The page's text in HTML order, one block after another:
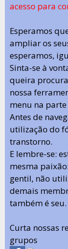
acesso para
Esperamos
ampliar os
esperamos,
Sinta-se à
queira
nossa
menu na
Antes de
utilização do
transtorno.
E lembre-se:
mesma paixão:
gentil, não
demais
também é seu.
Curta nossas
grupos